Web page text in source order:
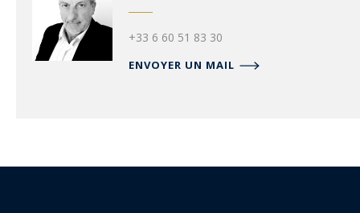
+33 6 60 51 83 30
ENVOYER UN MAIL